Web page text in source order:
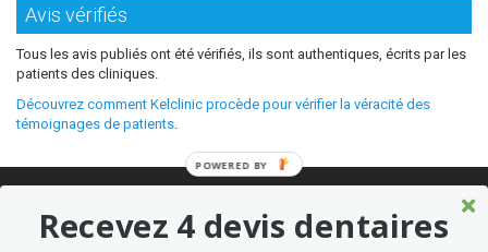
Avis vérifiés
Tous les avis publiés ont été vérifiés, ils sont authentiques, écrits par les
patients des cliniques.
Découvrez comment Kelclinic procède pour vérifier la véracité des
témoignages de patients.
Recevez 4 devis dentaires
POWERED BY